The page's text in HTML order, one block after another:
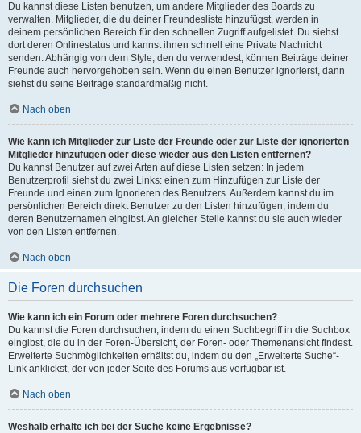
Du kannst diese Listen benutzen, um andere Mitglieder des Boards zu
verwalten. Mitglieder, die du deiner Freundesliste hinzufügst, werden in
deinem persönlichen Bereich für den schnellen Zugriff aufgelistet. Du siehst
dort deren Onlinestatus und kannst ihnen schnell eine Private Nachricht
senden. Abhängig von dem Style, den du verwendest, können Beiträge deiner
Freunde auch hervorgehoben sein. Wenn du einen Benutzer ignorierst, dann
siehst du seine Beiträge standardmäßig nicht.
Nach oben
Wie kann ich Mitglieder zur Liste der Freunde oder zur Liste der ignorierten
Mitglieder hinzufügen oder diese wieder aus den Listen entfernen?
Du kannst Benutzer auf zwei Arten auf diese Listen setzen: In jedem
Benutzerprofil siehst du zwei Links: einen zum Hinzufügen zur Liste der
Freunde und einen zum Ignorieren des Benutzers. Außerdem kannst du im
persönlichen Bereich direkt Benutzer zu den Listen hinzufügen, indem du
deren Benutzernamen eingibst. An gleicher Stelle kannst du sie auch wieder
von den Listen entfernen.
Nach oben
Die Foren durchsuchen
Wie kann ich ein Forum oder mehrere Foren durchsuchen?
Du kannst die Foren durchsuchen, indem du einen Suchbegriff in die Suchbox
eingibst, die du in der Foren-Übersicht, der Foren- oder Themenansicht findest.
Erweiterte Suchmöglichkeiten erhältst du, indem du den „Erweiterte Suche“-
Link anklickst, der von jeder Seite des Forums aus verfügbar ist.
Nach oben
Weshalb erhalte ich bei der Suche keine Ergebnisse?